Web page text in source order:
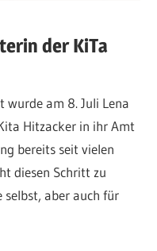
der KiTa
wurde am 8. Juli Lena
Hitzacker in ihr Amt
bereits seit vielen
diesen Schritt zu
selbst, aber auch für